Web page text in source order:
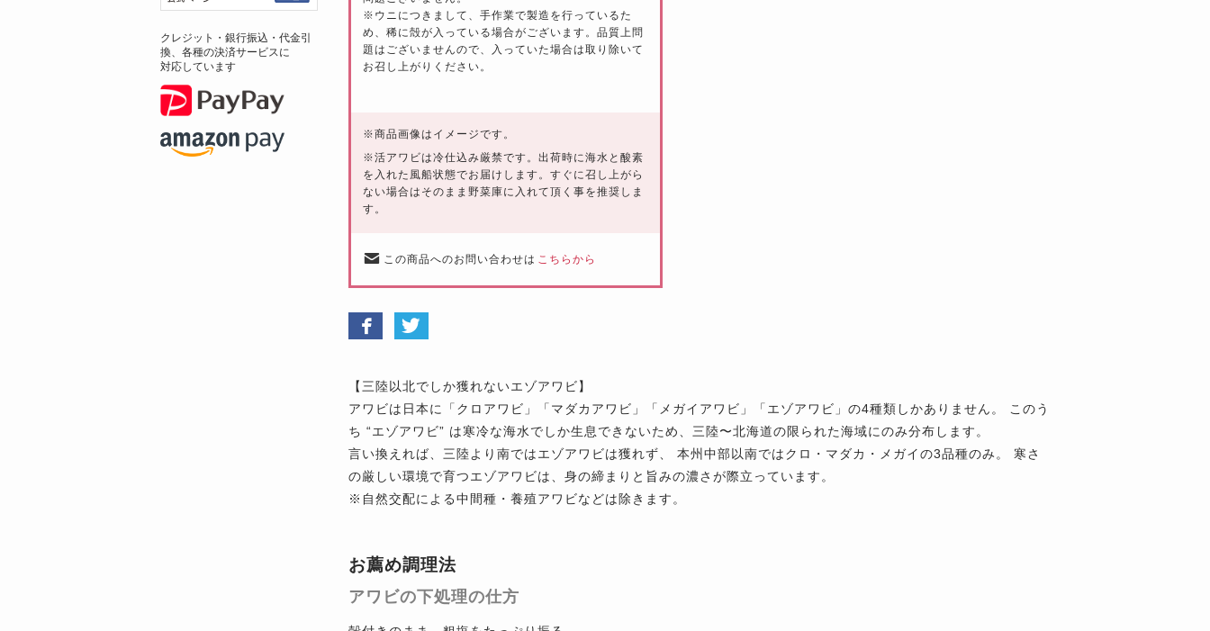
※ウニにつきまして、手作業で製造を行っているた
め、稀に殻が入っている場合がございます。品質上問
題はございませんので、入っていた場合は取り除いて
お召し上がりください。
※商品画像はイメージです。
※活アワビは冷仕込み厳禁です。出荷時に海水と酸素
を入れた風船状態でお届けします。すぐに召し上がら
ない場合はそのまま野菜庫に入れて頂く事を推奨しま
す。
この商品へのお問い合わせは こちらから
【三陸以北でしか獲れないエゾアワビ】
アワビは日本に「クロアワビ」「マダカアワビ」「メガイアワビ」「エゾアワビ」の4種類しかありません。 このう
ち “エゾアワビ” は寒冷な海水でしか生息できないため、三陸〜北海道の限られた海域にのみ分布します。
言い換えれば、三陸より南ではエゾアワビは獲れず、 本州中部以南ではクロ・マダカ・メガイの3品種のみ。 寒さ
の厳しい環境で育つエゾアワビは、身の締まりと旨みの濃さが際立っています。
※自然交配による中間種・養殖アワビなどは除きます。
お薦め調理法
アワビの下処理の仕方
クレジット・銀行振込・代金引
換、各種の決済サービスに
対応しています